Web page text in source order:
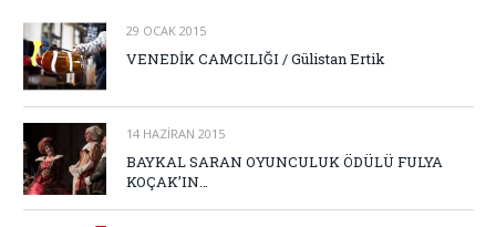
29 OCAK 2015
VENEDİK CAMCILIĞI / Gülistan Ertik
14 HAZIRAN 2015
BAYKAL SARAN OYUNCULUK ÖDÜLÜ FULYA
KOÇAK’IN…